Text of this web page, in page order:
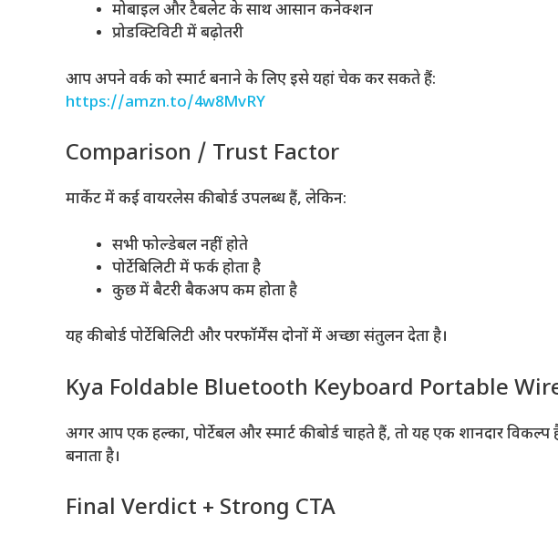
मोबाइल और टैबलेट के साथ आसान कनेक्शन
प्रोडक्टिविटी में बढ़ोतरी
आप अपने वर्क को स्मार्ट बनाने के लिए इसे यहां चेक कर सकते हैं:
https://amzn.to/4w8MvRY
Comparison / Trust Factor
मार्केट में कई वायरलेस कीबोर्ड उपलब्ध हैं, लेकिन:
सभी फोल्डेबल नहीं होते
पोर्टेबिलिटी में फर्क होता है
कुछ में बैटरी बैकअप कम होता है
यह कीबोर्ड पोर्टेबिलिटी और परफॉर्मेंस दोनों में अच्छा संतुलन देता है।
Kya Foldable Bluetooth Keyboard Portable
अगर आप एक हल्का, पोर्टेबल और स्मार्ट कीबोर्ड चाहते हैं, तो यह एक शानदार
बनाता है।
Final Verdict + Strong CTA